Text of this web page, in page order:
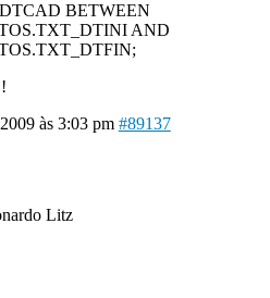
BETWEEN
AND
às 3:03 pm #89137
Litz